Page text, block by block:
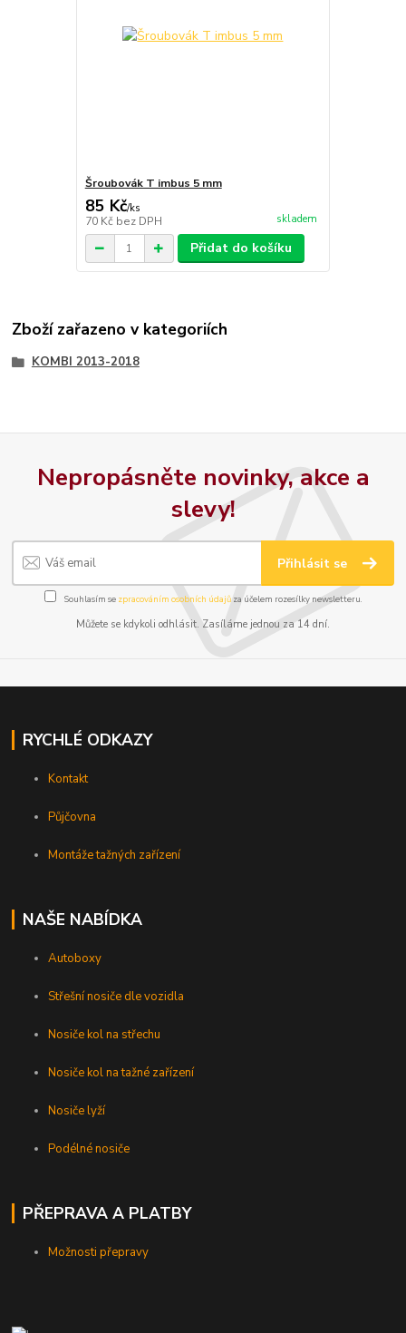
Šroubovák T imbus 5 mm
85 Kč/ks
70 Kč bez DPH skladem
Přidat do košíku
Zboží zařazeno v kategoriích
KOMBI 2013-2018
Nepropásněte novinky, akce a
slevy!
Přihlásit se
Souhlasím se zpracováním osobních údajůza účelem rozesílky newsletteru.
Můžete se kdykoli odhlásit. Zasíláme jednou za 14 dní.
RYCHLÉ ODKAZY
Kontakt
Půjčovna
Montáže tažných zařízení
NAŠE NABÍDKA
Autoboxy
Střešní nosiče dle vozidla
Nosiče kol na střechu
Nosiče kol na tažné zařízení
Nosiče lyží
Podélné nosiče
PŘEPRAVA A PLATBY
Možnosti přepravy